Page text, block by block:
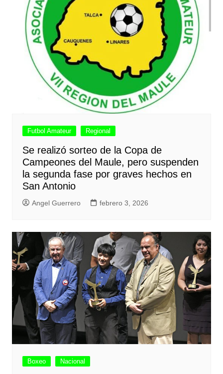
Futbol Amateur Regional
Se realizó sorteo de la Copa de
Campeones del Maule, pero suspenden
la segunda fase por graves hechos en
San Antonio
Angel Guerrero febrero 3, 2026
Boxeo Nacional